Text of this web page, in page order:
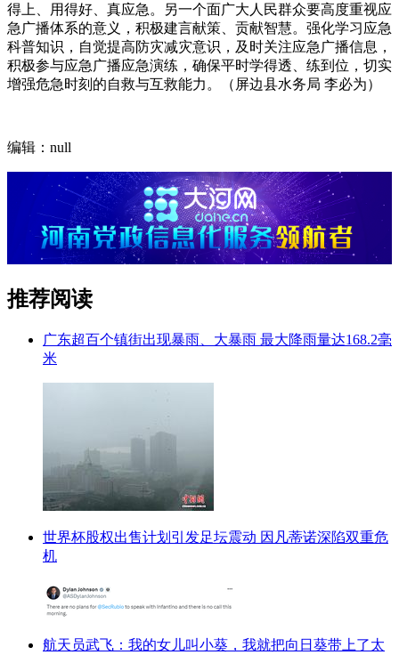
得上、用得好、真应急。另一个面广大人民群众要高度重视应
急广播体系的意义，积极建言献策、贡献智慧。强化学习应急
科普知识，自觉提高防灾减灾意识，及时关注应急广播信息，
积极参与应急广播应急演练，确保平时学得透、练到位，切实
增强危急时刻的自救与互救能力。（屏边县水务局 李必为）
编辑：null
推荐阅读
广东超百个镇街出现暴雨、大暴雨 最大降雨量达168.2毫
米
世界杯股权出售计划引发足坛震动 因凡蒂诺深陷双重危
机
航天员武飞：我的女儿叫小葵，我就把向日葵带上了太